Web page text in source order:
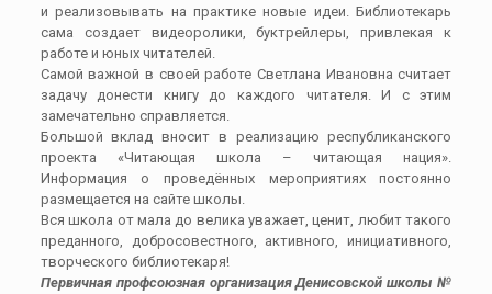
и реализовывать на практике новые идеи. Библиотекарь
сама создает видеоролики, буктрейлеры, привлекая к
работе и юных читателей.
Самой важной в своей работе Светлана Ивановна считает
задачу донести книгу до каждого читателя. И с этим
замечательно справляется.
Большой вклад вносит в реализацию республиканского
проекта «Читающая школа – читающая нация».
Информация о проведённых мероприятиях постоянно
размещается на сайте школы.
Вся школа от мала до велика уважает, ценит, любит такого
преданного, добросовестного, активного, инициативного,
творческого библиотекаря!
Первичная профсоюзная организация Денисовской школы №